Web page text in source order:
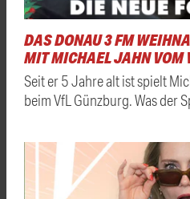
DAS DONAU 3 FM
MIT MICHAEL JAHN VOM
Seit er 5 Jahre alt ist spielt
beim VfL Günzburg. Was der